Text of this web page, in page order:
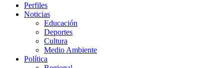
Primary
Menu
Perfiles
Noticias
Educación
Deportes
Cultura
Medio Ambiente
Política